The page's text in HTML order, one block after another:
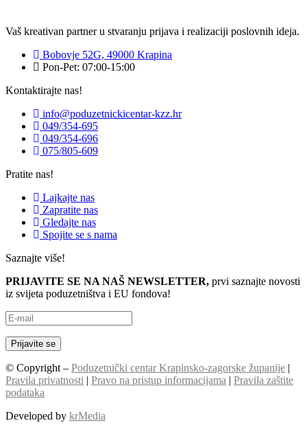
Vaš kreativan partner u stvaranju prijava i realizaciji poslovnih ideja.
Bobovje 52G, 49000 Krapina
Pon-Pet: 07:00-15:00
Kontaktirajte nas!
info@poduzetnickicentar-kzz.hr
049/354-695
049/354-696
075/805-609
Pratite nas!
Lajkajte nas
Zapratite nas
Gledajte nas
Spojite se s nama
Saznajte više!
PRIJAVITE SE NA NAŠ NEWSLETTER, prvi saznajte novosti
iz svijeta poduzetništva i EU fondova!
© Copyright – Poduzetnički centar Krapinsko-zagorske županije |
Pravila privatnosti | Pravo na pristup informacijama | Pravila zaštite
podataka
Developed by krMedia